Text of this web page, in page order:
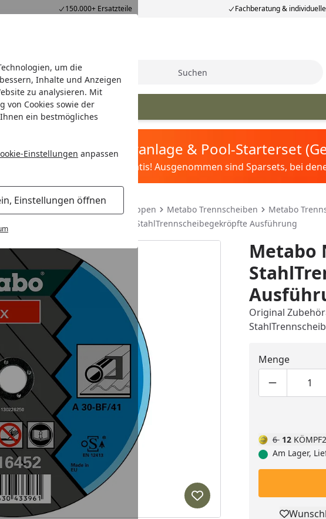
um die
Inhalte und Anzeigen
zu analysieren. Mit
von Cookies sowie der
ein bestmögliches
Einstellungen anpassen
Einstellungen öffnen
150.000+ Ersatzteile Fachberatung &
Suche
Metabo Ersatzteile
gratis Sandfilteranlage & Pool-Starterset
Paket: Filter&Pflege gratis! Ausgenommen sind Sparsets, bei
Metabo Zubehör Trennen & Schruppen Metabo Trennscheiben
Metabo
Metabo Novoflex 230x3,0x22,23 StahlTrennscheibegekröpfte Ausführung
Produkt zur Wunschliste
Metabo
Original
Menge
6 12
Am Lager,